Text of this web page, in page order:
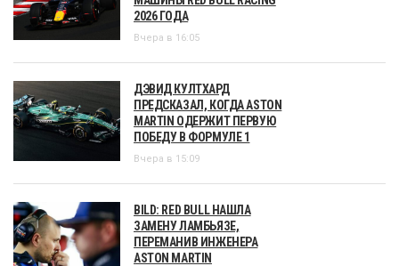
2026 ГОДА
Вчера в 16:05
ДЭВИД КУЛТХАРД
ПРЕДСКАЗАЛ, КОГДА ASTON
MARTIN ОДЕРЖИТ ПЕРВУЮ
ПОБЕДУ В ФОРМУЛЕ 1
Вчера в 15:09
BILD: RED BULL НАШЛА
ЗАМЕНУ ЛАМБЬЯЗЕ,
ПЕРЕМАНИВ ИНЖЕНЕРА
ASTON MARTIN